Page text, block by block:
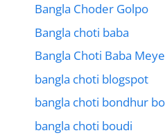
Bangla Choder Golpo
Bangla choti baba
Bangla Choti Baba Meye
bangla choti blogspot
bangla choti bondhur
bangla choti boudi